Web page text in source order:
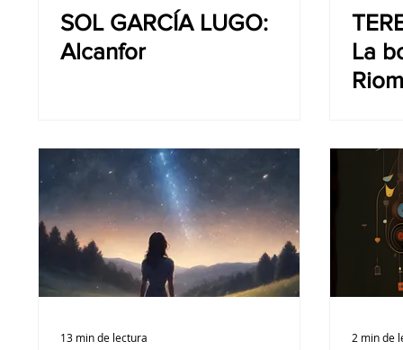
SOL GARCÍA LUGO:
Alcanfor
La
13 min de lectura 2 min de